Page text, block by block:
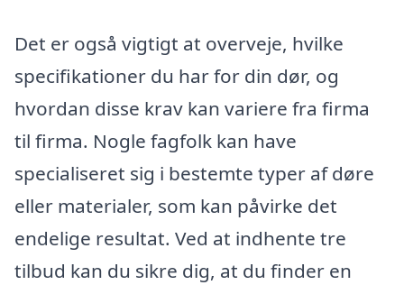
Det er også vigtigt at overveje, hvilke
specifikationer du har for din dør, og
hvordan disse krav kan variere fra firma
til firma. Nogle fagfolk kan have
specialiseret sig i bestemte typer af døre
eller materialer, som kan påvirke det
endelige resultat. Ved at indhente tre
tilbud kan du sikre dig, at du finder en